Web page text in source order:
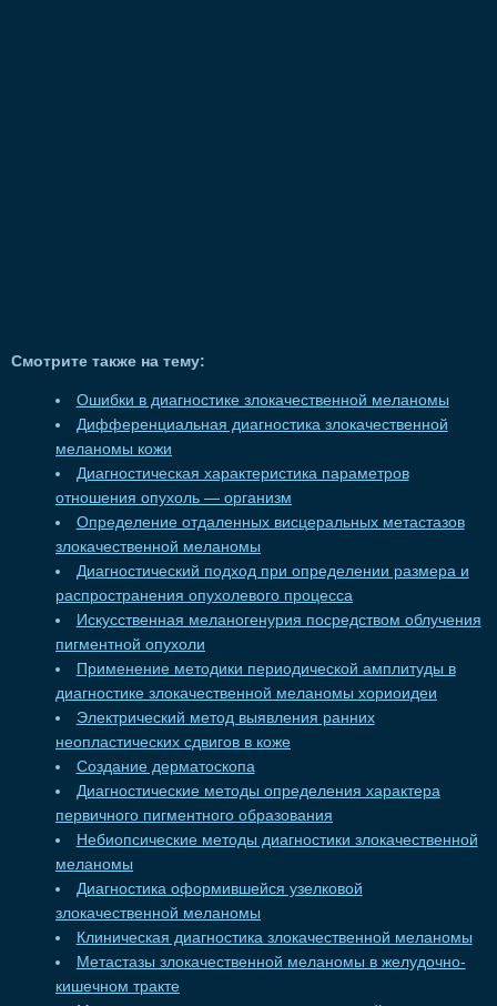
Смотрите также на тему:
Ошибки в диагностике злокачественной меланомы
Дифференциальная диагностика злокачественной
меланомы кожи
Диагностическая характеристика параметров
отношения опухоль — организм
Определение отдаленных висцеральных метастазов
злокачественной меланомы
Диагностический подход при определении размера и
распространения опухолевого процесса
Искусственная меланогенурия посредством облучения
пигментной опухоли
Применение методики периодической амплитуды в
диагностике злокачественной меланомы хориоидеи
Электрический метод выявления ранних
неопластических сдвигов в коже
Создание дерматоскопа
Диагностические методы определения характера
первичного пигментного образования
Небиопсические методы диагностики злокачественной
меланомы
Диагностика оформившейся узелковой
злокачественной меланомы
Клиническая диагностика злокачественной меланомы
Метастазы злокачественной меланомы в желудочно-
кишечном тракте